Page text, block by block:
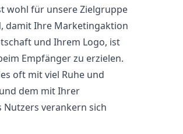
wohl für unsere Zielgruppe
damit Ihre Marketingaktion
und Ihrem Logo, ist
Empfänger zu erzielen.
oft mit viel Ruhe und
dem mit Ihrer
verankern sich